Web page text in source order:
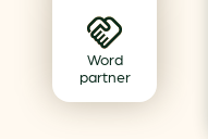
Word
partner